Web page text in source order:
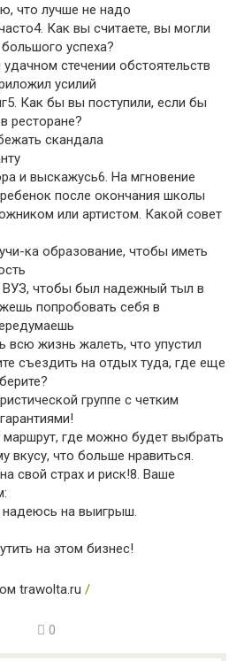
что лучше не надо
Как вы считаете, вы могли
успеха?
стечении обстоятельств
усилий
Как бы вы поступили, если бы
ресторане?
скандала
и выскажусь6. На мгновение
после окончания школы
или артистом. Какой совет
ка образование, чтобы иметь
ВУЗ, чтобы был надежный тыл в
попробовать себя в
жизнь жалеть, что упустил
съездить на отдых туда, где еще
группе с четким
где можно будет выбрать
вкусу, что больше нравиться.
свой страх и риск!8. Ваше
надеюсь на выигрыш.
на этом бизнес!
trawolta.ru /
0